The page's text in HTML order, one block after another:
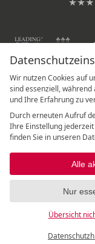
Wir nutzen Cookies auf
sind essenziell,
und Ihre Erfahrung zu
Durch erneuten Aufruf
Ihre Einstellung
finden Sie in unseren
Alle
Nur
Übersicht
Hotel Quellenhof
Weidach 288
A-6105 Leutasch/
Rezeption:+43
Spa-Rezeption:+43
Frisör:+43 5214